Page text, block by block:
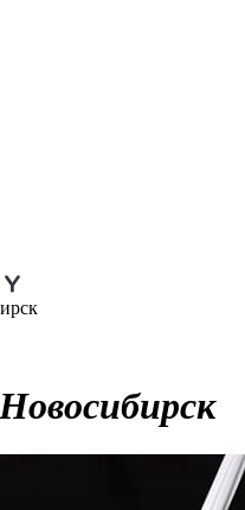
Новосибирск